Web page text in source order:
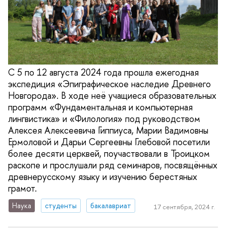
С 5 по 12 августа 2024 года прошла ежегодная
экспедиция «Эпиграфическое наследие Древнего
Новгорода». В ходе неё учащиеся образовательных
программ «Фундаментальная и компьютерная
лингвистика» и «Филология» под руководством
Алексея Алексеевича Гиппиуса, Марии Вадимовны
Ермоловой и Дарьи Сергеевны Глебовой посетили
более десяти церквей, поучаствовали в Троицком
раскопе и прослушали ряд семинаров, посвящённых
древнерусскому языку и изучению берестяных
грамот.
Наука студенты бакалавриат 17 сентября, 2024 г.